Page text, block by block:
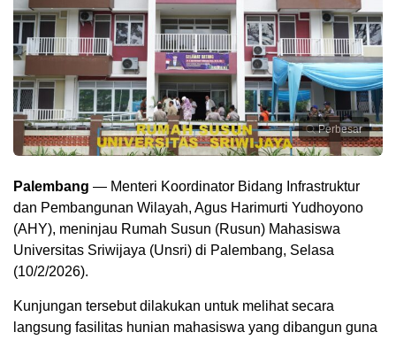
Perbesar
Palembang — Menteri Koordinator Bidang Infrastruktur
dan Pembangunan Wilayah, Agus Harimurti Yudhoyono
(AHY), meninjau Rumah Susun (Rusun) Mahasiswa
Universitas Sriwijaya (Unsri) di Palembang, Selasa
(10/2/2026).
Kunjungan tersebut dilakukan untuk melihat secara
langsung fasilitas hunian mahasiswa yang dibangun guna